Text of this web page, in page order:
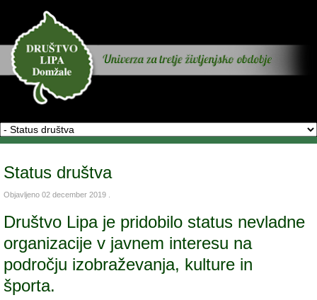
Status društva
Objavljeno 02 december 2019
Društvo Lipa je pridobilo status nevladne
organizacije v javnem interesu na
področju izobraževanja, kulture in
športa.